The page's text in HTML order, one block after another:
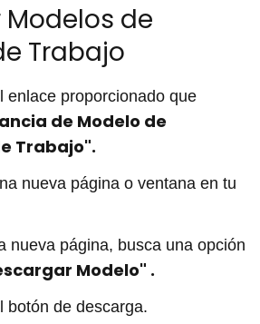
de
Trabajo
enlace proporcionado que
de Modelo de
Trabajo".
nueva página o ventana en tu
nueva página, busca una opción
Modelo" .
botón de descarga.